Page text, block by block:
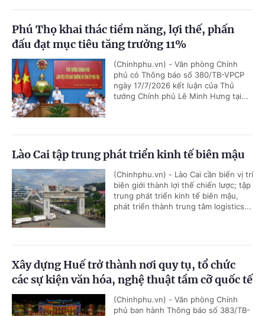
Phú Thọ khai thác tiềm năng, lợi thế, phấn
đấu đạt mục tiêu tăng trưởng 11%
(Chinhphu.vn) - Văn phòng Chính
phủ có Thông báo số 380/TB-VPCP
ngày 17/7/2026 kết luận của Thủ
tướng Chính phủ Lê Minh Hưng tại...
Lào Cai tập trung phát triển kinh tế biên mậu
(Chinhphu.vn) - Lào Cai cần biến vị trí
biên giới thành lợi thế chiến lược; tập
trung phát triển kinh tế biên mậu,
phát triển thành trung tâm logistics...
Xây dựng Huế trở thành nơi quy tụ, tổ chức
các sự kiện văn hóa, nghệ thuật tầm cỡ quốc tế
(Chinhphu.vn) - Văn phòng Chính
phủ ban hành Thông báo số 383/TB-